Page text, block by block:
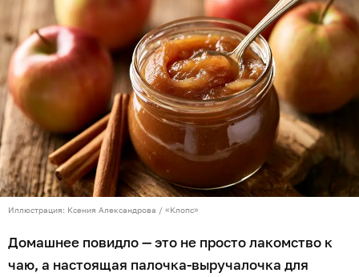
Иллюстрация: Ксения Александрова / «Клопс»
Домашнее повидло — это не просто лакомство к
чаю, а настоящая палочка-выручалочка для